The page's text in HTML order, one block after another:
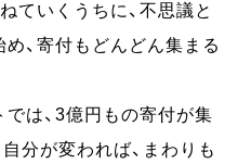
ていくうちに、不思議と
、寄付もどんどん集まる
は、3億円もの寄付が集
分が変われば、まわりも